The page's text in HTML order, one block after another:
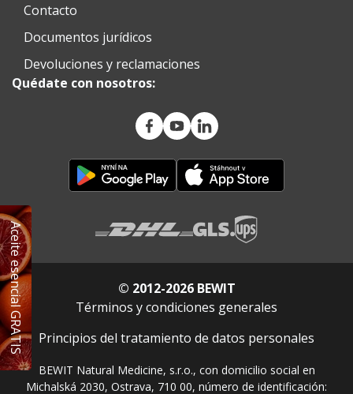
Aceite esencial GRATIS
Contacto
Documentos jurídicos
Devoluciones y reclamaciones
Quédate con nosotros:
© 2012-2026 BEWIT
Términos y condiciones generales
Principios del tratamiento de datos personales
BEWIT Natural Medicine, s.r.o., con domicilio social en
Michalská 2030, Ostrava, 710 00, número de identificación: